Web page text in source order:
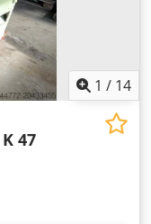
1 / 14
K 47